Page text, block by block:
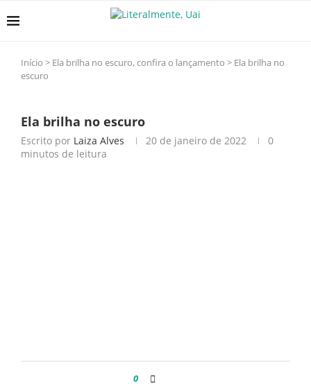
Início > Ela brilha no escuro, confira o lançamento > Ela brilha no
escuro
Ela brilha no escuro
Escrito por Laiza Alves 20 de janeiro de 2022
0
minutos de leitura
0